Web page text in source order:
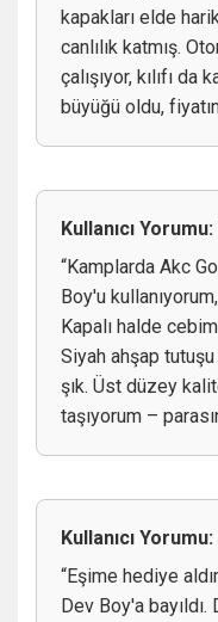
kapakları elde
canlılık katmış.
çalışıyor, kılıfı
büyüğü oldu,
Kullanıcı
“Kamplarda Akc
Boy'u
Kapalı halde
Siyah ahşap
şık. Üst düzey
taşıyorum –
Kullanıcı
“Eşime hediye
Dev Boy'a